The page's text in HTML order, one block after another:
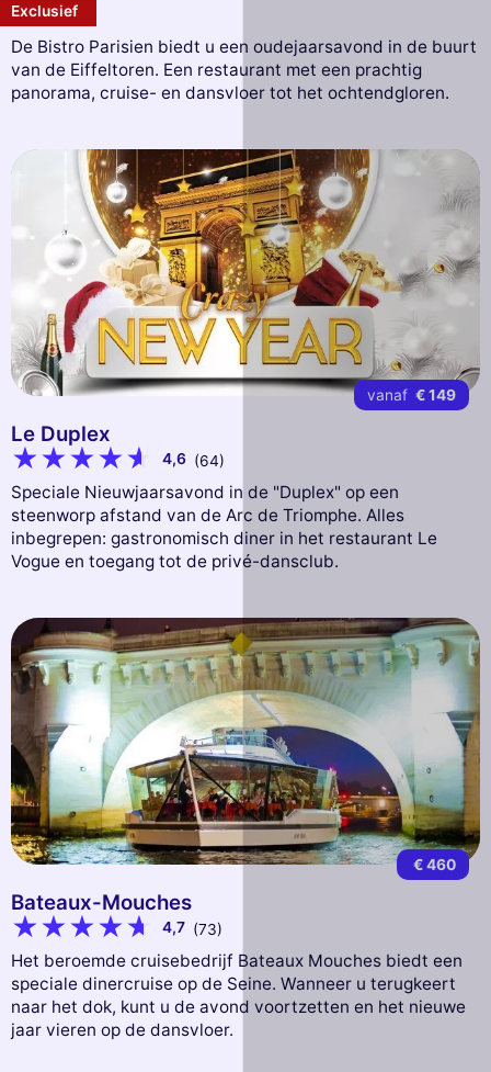
Exclusief
De Bistro Parisien biedt u een oudejaarsavond in de buurt
van de Eiffeltoren. Een restaurant met een prachtig
panorama, cruise- en dansvloer tot het ochtendgloren.
vanaf € 149
Le Duplex
4,6 (64)
Speciale Nieuwjaarsavond in de "Duplex" op een
steenworp afstand van de Arc de Triomphe. Alles
inbegrepen: gastronomisch diner in het restaurant Le
Vogue en toegang tot de privé-dansclub.
€ 460
Bateaux-Mouches
4,7 (73)
Het beroemde cruisebedrijf Bateaux Mouches biedt een
speciale dinercruise op de Seine. Wanneer u terugkeert
naar het dok, kunt u de avond voortzetten en het nieuwe
jaar vieren op de dansvloer.